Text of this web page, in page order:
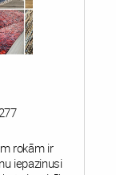
rokām ir
iepazinusi